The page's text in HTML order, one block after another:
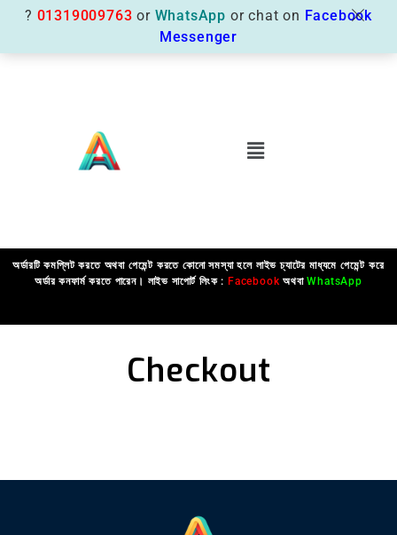
অর্ডারটি কমপ্লিট করতে অথবা পেমেন্ট করতে কোনো সমস্যা হলে লাইভ চ্যাটের মাধ্যমে পেমেন্ট করে
অর্ডার কনফার্ম করতে পারেন। লাইভ সাপোর্ট লিংক : Facebook অথবাWhatsApp
Checkout
? 01319009763 or WhatsApp or chat on Facebook
Messenger